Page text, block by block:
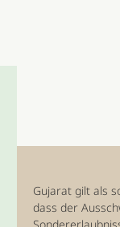
Gujarat gilt als
dass der